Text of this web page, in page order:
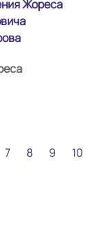
Жореса
7 8 9 10